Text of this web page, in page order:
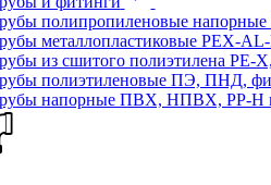
полипропиленовые напорные
металлопластиковые PEX-
из сшитого полиэтилена PE-
полиэтиленовые ПЭ, ПНД,
напорные ПВХ, НПВХ, PP-H